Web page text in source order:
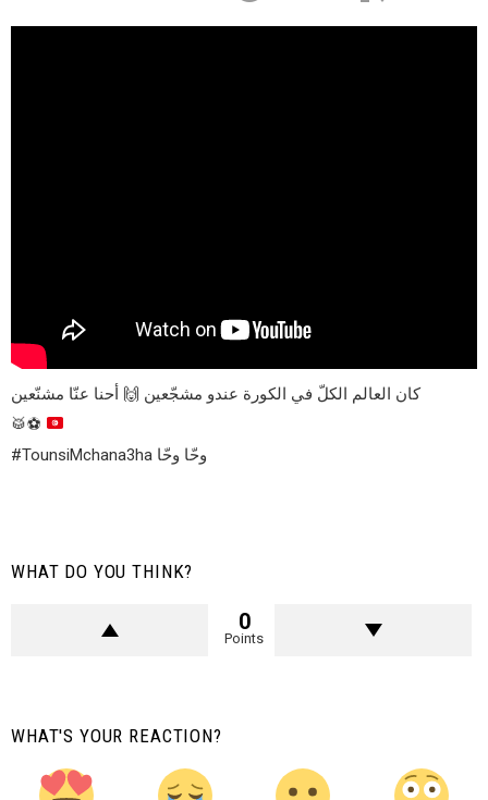
كان العالم الكلّ في الكورة عندو مشجّعين 🙌 أحنا عنّا مشنّعين
🥁⚽
#TounsiMchana3ha وحّا وحّا
WHAT DO YOU THINK?
0
Points
WHAT'S YOUR REACTION?